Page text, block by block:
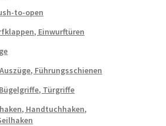
to-open
Einwurftüren
Führungsschienen
Türgriffe
Handtuchhaken,